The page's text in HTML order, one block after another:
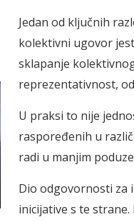
Jedan od ključnih
kolektivni ugovor
sklapanje
reprezentativnost,
U praksi to nije
raspoređenih u
radi u manjim
Dio odgovornosti za
inicijative s te